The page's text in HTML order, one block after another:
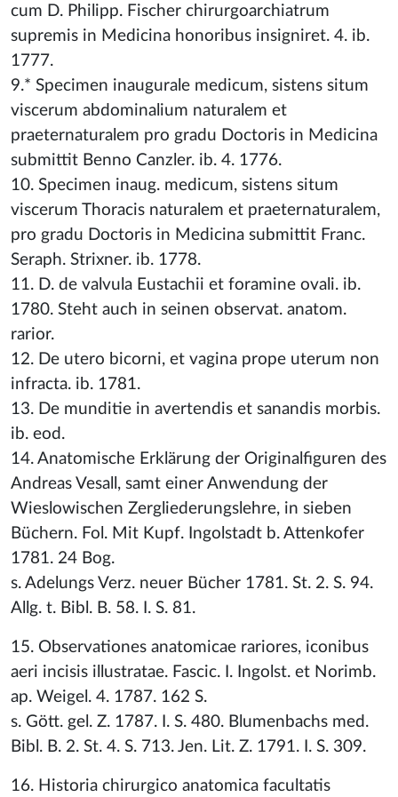
cum D. Philipp. Fischer chirurgoarchiatrum
supremis in Medicina honoribus insigniret. 4. ib.
1777.
9.* Specimen inaugurale medicum, sistens situm
viscerum abdominalium naturalem et
praeternaturalem pro gradu Doctoris in Medicina
submittit Benno Canzler. ib. 4. 1776.
10. Specimen inaug. medicum, sistens situm
viscerum Thoracis naturalem et praeternaturalem,
pro gradu Doctoris in Medicina submittit Franc.
Seraph. Strixner. ib. 1778.
11. D. de valvula Eustachii et foramine ovali. ib.
1780. Steht auch in seinen observat. anatom.
rarior.
12. De utero bicorni, et vagina prope uterum non
infracta. ib. 1781.
13. De munditie in avertendis et sanandis morbis.
ib. eod.
14. Anatomische Erklärung der Originalfiguren des
Andreas Vesall, samt einer Anwendung der
Wieslowischen Zergliederungslehre, in sieben
Büchern. Fol. Mit Kupf. Ingolstadt b. Attenkofer
1781. 24 Bog.
s. Adelungs Verz. neuer Bücher 1781. St. 2. S. 94.
Allg. t. Bibl. B. 58. I. S. 81.
15. Observationes anatomicae rariores, iconibus
aeri incisis illustratae. Fascic. I. Ingolst. et Norimb.
ap. Weigel. 4. 1787. 162 S.
s. Gött. gel. Z. 1787. I. S. 480. Blumenbachs med.
Bibl. B. 2. St. 4. S. 713. Jen. Lit. Z. 1791. I. S. 309.
16. Historia chirurgico anatomica facultatis